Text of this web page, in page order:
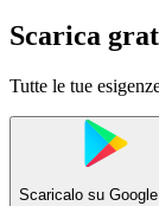
Scarica
Tutte le tue
Scaricalo su